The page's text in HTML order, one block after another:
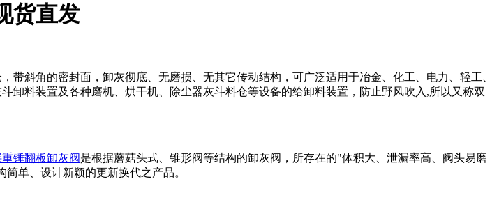
货直发
带斜角的密封面，卸灰彻底、无磨损、无其它传动结构，可广泛适用于冶金、化工、电力、轻工、
卸料装置及各种磨机、烘干机、除尘器灰斗料仓等设备的给卸料装置，防止野风吹入 ,所以又称双
锤翻板卸灰阀是根据蘑菇头式、锥形阀等结构的卸灰阀，所存在的"体积大、泄漏率高、阀头易磨
单、设计新颖的更新换代之产品。